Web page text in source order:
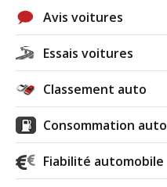
Avis voitures
Essais voitures
Classement auto
Consommation auto
Fiabilité automobile